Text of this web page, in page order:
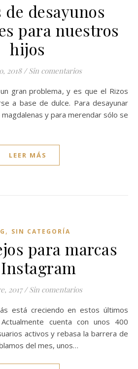
de desayunos
para nuestros
hijos
2018 / Sin comentarios
a base de dulce. Para desayunar
y para merendar sólo se
LEER MÁS
, SIN CATEGORÍA
para marcas
2017 / Sin comentarios
cuenta con unos 400
activos y rebasa la barrera de
del mes, unos…